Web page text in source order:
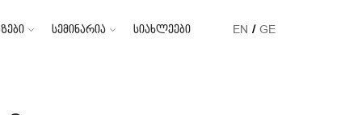
სემინარია სიახლეები EN GE